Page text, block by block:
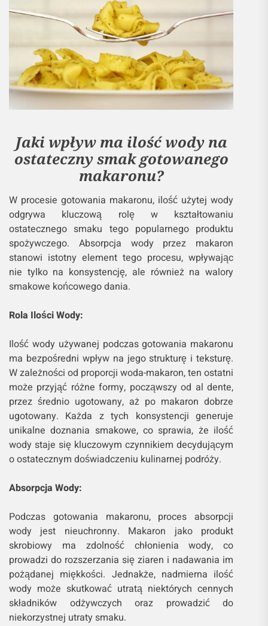
Jaki wpływ ma ilość wody na
ostateczny smak gotowanego
makaronu?
W procesie gotowania makaronu, ilość użytej wody
odgrywa kluczową rolę w kształtowaniu
ostatecznego smaku tego popularnego produktu
spożywczego. Absorpcja wody przez makaron
stanowi istotny element tego procesu, wpływając
nie tylko na konsystencję, ale również na walory
smakowe końcowego dania.
Rola Ilości Wody:
Ilość wody używanej podczas gotowania makaronu
ma bezpośredni wpływ na jego strukturę i teksturę.
W zależności od proporcji woda-makaron, ten ostatni
może przyjąć różne formy, począwszy od al dente,
przez średnio ugotowany, aż po makaron dobrze
ugotowany. Każda z tych konsystencji generuje
unikalne doznania smakowe, co sprawia, że ilość
wody staje się kluczowym czynnikiem decydującym
o ostatecznym doświadczeniu kulinarnej podróży.
Absorpcja Wody:
Podczas gotowania makaronu, proces absorpcji
wody jest nieuchronny. Makaron jako produkt
skrobiowy ma zdolność chłonienia wody, co
prowadzi do rozszerzania się ziaren i nadawania im
pożądanej miękkości. Jednakże, nadmierna ilość
wody może skutkować utratą niektórych cennych
składników odżywczych oraz prowadzić do
niekorzystnej utraty smaku.